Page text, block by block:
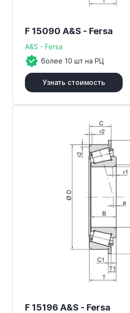
F 15090 A&S - Fersa
A&S - Fersa
более 10 шт на РЦ
Узнать стоимость
F 15196 A&S - Fersa